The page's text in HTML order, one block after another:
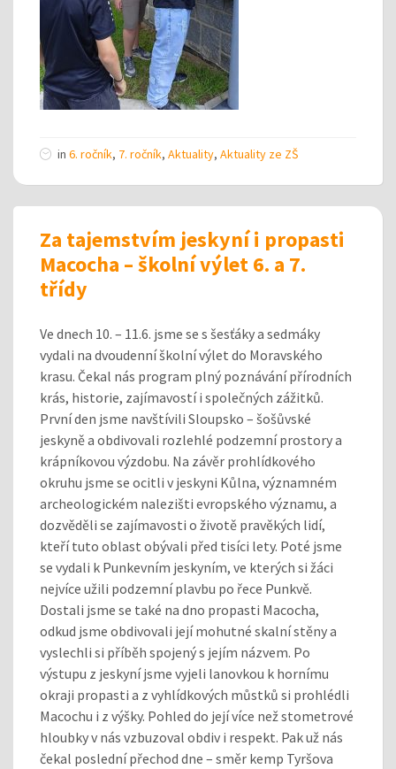
in 6. ročník, 7. ročník, Aktuality, Aktuality ze ZŠ
Za tajemstvím jeskyní i propasti
Macocha – školní výlet 6. a 7.
třídy
Ve dnech 10. – 11.6. jsme se s šesťáky a sedmáky
vydali na dvoudenní školní výlet do Moravského
krasu. Čekal nás program plný poznávání přírodních
krás, historie, zajímavostí i společných zážitků.
První den jsme navštívili Sloupsko – šošůvské
jeskyně a obdivovali rozlehlé podzemní prostory a
krápníkovou výzdobu. Na závěr prohlídkového
okruhu jsme se ocitli v jeskyni Kůlna, významném
archeologickém nalezišti evropského významu, a
dozvěděli se zajímavosti o životě pravěkých lidí,
kteří tuto oblast obývali před tisíci lety. Poté jsme
se vydali k Punkevním jeskyním, ve kterých si žáci
nejvíce užili podzemní plavbu po řece Punkvě.
Dostali jsme se také na dno propasti Macocha,
odkud jsme obdivovali její mohutné skalní stěny a
vyslechli si příběh spojený s jejím názvem. Po
výstupu z jeskyní jsme vyjeli lanovkou k hornímu
okraji propasti a z vyhlídkových můstků si prohlédli
Macochu i z výšky. Pohled do její více než stometrové
hloubky v nás vzbuzoval obdiv i respekt. Pak už nás
čekal poslední přechod dne – směr kemp Tyršova